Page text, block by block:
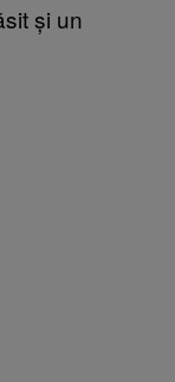
și un